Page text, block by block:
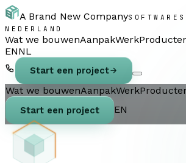
A Brand New Company
NEDERLAND
Wat we bouwenAanpakWerk
ENNL
Start een project
Wat we bouwenAanpakWerk
Start een project EN